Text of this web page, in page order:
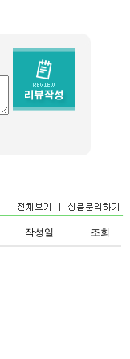
작성일 조회